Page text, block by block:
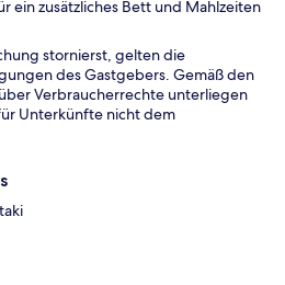
ein zusätzliches Bett und Mahlzeiten
stornierst, gelten die
des Gastgebers. Gemäß den
Verbraucherrechte unterliegen
Unterkünfte nicht dem